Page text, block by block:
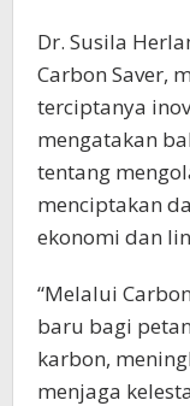
Dr. Susila
Carbon Saver,
terciptanya
mengatakan
tentang
menciptakan
ekonomi dan
“Melalui
baru bagi
karbon,
menjaga